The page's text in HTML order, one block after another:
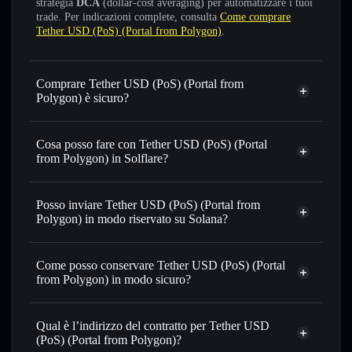
strategia DCA (dollar-cost averaging) per automatizzare i tuoi
trade. Per indicazioni complete, consulta Come comprare
Tether USD (PoS) (Portal from Polygon).
Comprare Tether USD (PoS) (Portal from
Polygon) è sicuro?
Tether USD (PoS) (Portal from Polygon)
token
Cosa posso fare con Tether USD (PoS) (Portal
from Polygon) in Solflare?
Tether USD (PoS) (Portal from Polygon)
wallet
Scambiare istantaneamente— scambia USDTPO in
migliore con il routing intelligente dell’ordine
Impostare ordini limite— automatizza i tuoi trade al
prezzo desiderato di USDTPO
Usare il DCA— applica la strategia dollar-cost average su
Inviare in modo riservato
— trasferisci USDTPO senza
collegare pubblicamente i wallet usando l’Aggregatore di
Posso inviare Tether USD (PoS) (Portal from
Polygon) in modo riservato su Solana?
wallet Solflare
Aggregatore di privacy
USD (PoS) (Portal from Polygon)
Come posso conservare Tether USD (PoS) (Portal
from Polygon) in modo sicuro?
Tether USD (PoS) (Portal
Solflare
Qual è l’indirizzo del contratto per Tether USD
(PoS) (Portal from Polygon)?